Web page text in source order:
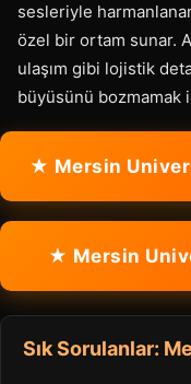
sesleriyle
özel bir ortam sunar.
ulaşım gibi lojistik
büyüsünü bozmamak
★ Mersin
★ Mersin
Sık Sorulanlar: